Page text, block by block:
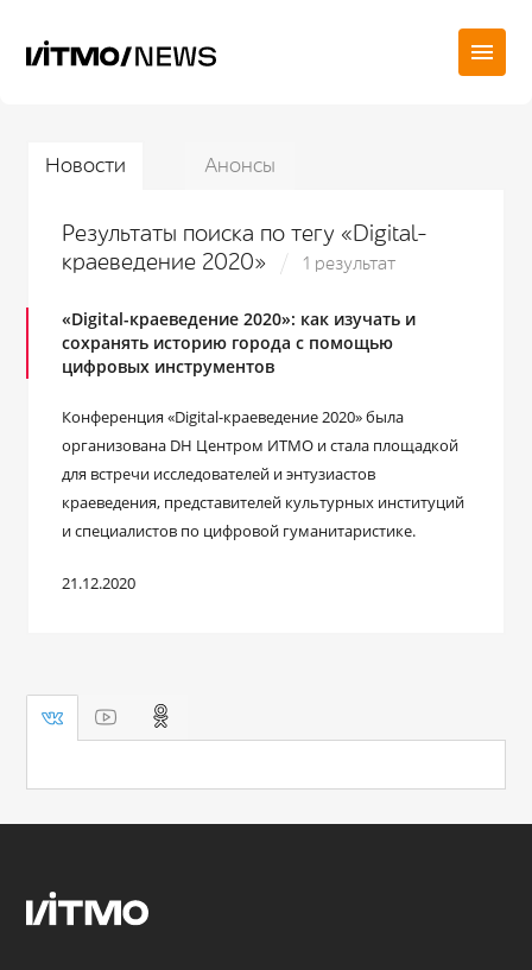
Новости Анонсы
Результаты поиска по тегу «Digital-
краеведение 2020»
1 результат
«Digital-краеведение 2020»: как изучать и
сохранять историю города с помощью
цифровых инструментов
Конференция «Digital-краеведение 2020» была
организована DH Центром ИТМО и стала площадкой
для встречи исследователей и энтузиастов
краеведения, представителей культурных институций
и специалистов по цифровой гуманитаристике.
21.12.2020